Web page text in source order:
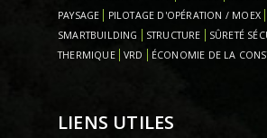
PAYSAGE
PILOTAGE D'OPÉRATION / MOEX
SMARTBUILDING
STRUCTURE
SÛRETÉ
THERMIQUE
VRD ÉCONOMIE DE LA
LIENS UTILES